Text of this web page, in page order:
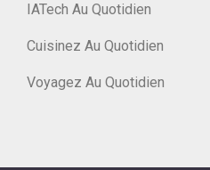
IATech Au Quotidien
Cuisinez Au Quotidien
Voyagez Au Quotidien